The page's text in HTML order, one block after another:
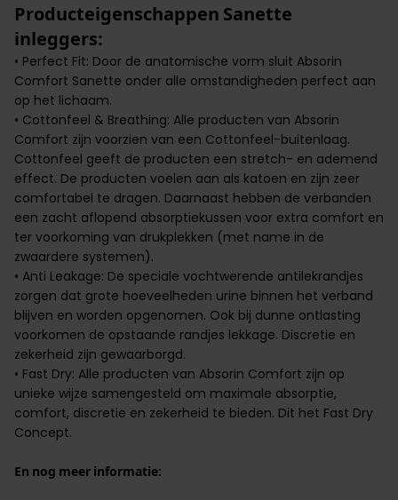
Producteigenschappen Sanette
inleggers:
• Perfect Fit: Door de anatomische vorm sluit Absorin
Comfort Sanette onder alle omstandigheden perfect aan
op het lichaam.
• Cottonfeel & Breathing: Alle producten van Absorin
Comfort zijn voorzien van een Cottonfeel-buitenlaag.
Cottonfeel geeft de producten een stretch- en ademend
effect. De producten voelen aan als katoen en zijn zeer
comfortabel te dragen. Daarnaast hebben de verbanden
een zacht aflopend absorptiekussen voor extra comfort en
ter voorkoming van drukplekken (met name in de
zwaardere systemen).
• Anti Leakage: De speciale vochtwerende antilekrandjes
zorgen dat grote hoeveelheden urine binnen het verband
blijven en worden opgenomen. Ook bij dunne ontlasting
voorkomen de opstaande randjes lekkage. Discretie en
zekerheid zijn gewaarborgd.
• Fast Dry: Alle producten van Absorin Comfort zijn op
unieke wijze samengesteld om maximale absorptie,
comfort, discretie en zekerheid te bieden. Dit het Fast Dry
Concept.
En nog meer informatie: